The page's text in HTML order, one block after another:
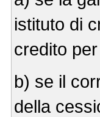
istituto di
credito
b) se il
della